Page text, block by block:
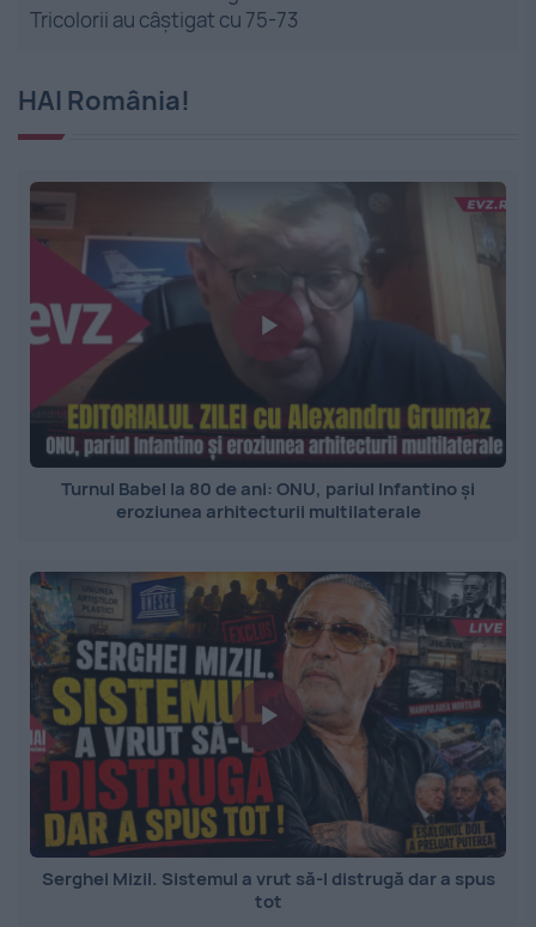
Tricolorii au câștigat cu 75-73
HAI România!
Turnul Babel la 80 de ani: ONU, pariul Infantino și
eroziunea arhitecturii multilaterale
Serghei Mizil. Sistemul a vrut să-l distrugă dar a spus
tot